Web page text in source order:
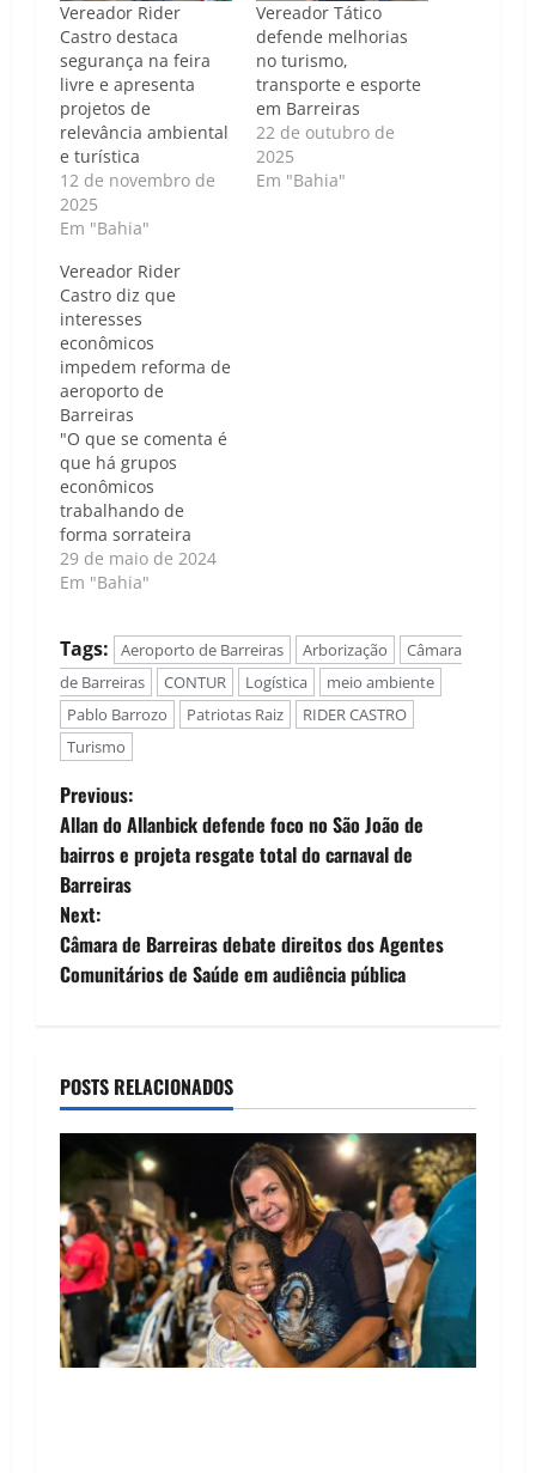
Vereador Rider
Castro destaca
segurança na feira
livre e apresenta
projetos de
relevância ambiental
e turística
12 de novembro de
2025
Em "Bahia"
Vereador Tático
defende melhorias
no turismo,
transporte e esporte
em Barreiras
22 de outubro de
2025
Em "Bahia"
Vereador Rider
Castro diz que
interesses
econômicos
impedem reforma de
aeroporto de
Barreiras
"O que se comenta é
que há grupos
econômicos
trabalhando de
forma sorrateira
contra Barreiras e o
desenvolvimento da
de Política | Luís
Carlos Nunes - Na
noite de terça-feira,
28 de maio, a
Câmara de
Vereadores de
um discurso
fervoroso do
vereador…
29 de maio de 2024
Em "Bahia"
Tags: Aeroporto de Barreiras Arborização
Câmara
de Barreiras
CONTUR Logística
meio ambiente
Pablo Barrozo
Patriotas Raiz
RIDER CASTRO
Turismo
P
o
s
t
v
g
a
t
i
Previous:
Allan do Allanbick defende foco no São João de
bairros e projeta resgate total do carnaval de
Barreiras
Next:
Câmara de Barreiras debate direitos dos Agentes
Comunitários de Saúde em audiência pública
POSTS RELACIONADOS